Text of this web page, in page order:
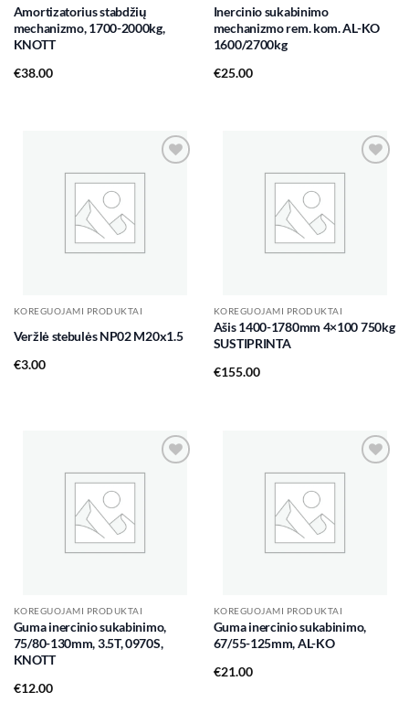
Amortizatorius stabdžių
mechanizmo, 1700-2000kg,
KNOTT
€38.00
Inercinio sukabinimo
mechanizmo rem. kom. AL-KO
1600/2700kg
€25.00
KOREGUOJAMI PRODUKTAI
Veržlė stebulės NP02 M20x1.5
€3.00
KOREGUOJAMI PRODUKTAI
Ašis 1400-1780mm 4×100 750kg
SUSTIPRINTA
€155.00
KOREGUOJAMI PRODUKTAI
Guma inercinio sukabinimo,
75/80-130mm, 3.5T, 0970S,
KNOTT
€12.00
KOREGUOJAMI PRODUKTAI
Guma inercinio sukabinimo,
67/55-125mm, AL-KO
€21.00